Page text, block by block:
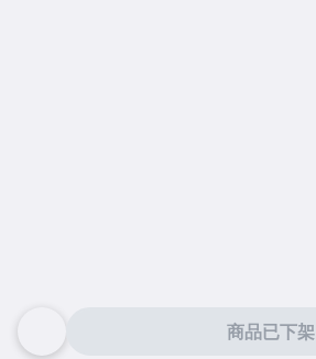
商品已下架